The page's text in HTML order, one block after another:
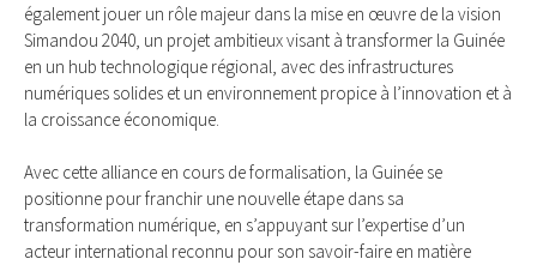
également jouer un rôle majeur dans la mise en œuvre de la vision
Simandou 2040, un projet ambitieux visant à transformer la Guinée
en un hub technologique régional, avec des infrastructures
numériques solides et un environnement propice à l’innovation et à
la croissance économique.
Avec cette alliance en cours de formalisation, la Guinée se
positionne pour franchir une nouvelle étape dans sa
transformation numérique, en s’appuyant sur l’expertise d’un
acteur international reconnu pour son savoir-faire en matière